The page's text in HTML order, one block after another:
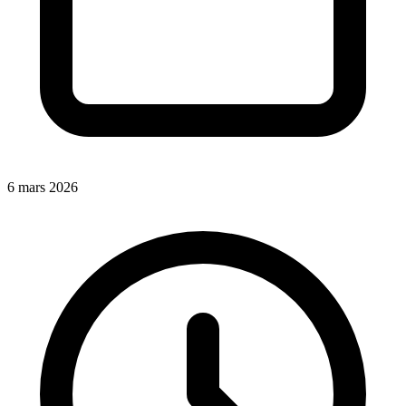
6 mars 2026